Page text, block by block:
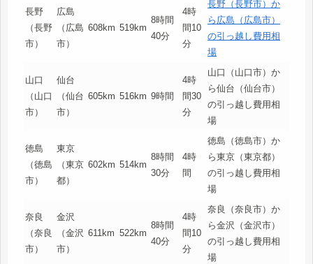
長野
（長野
市）
広島
（広島
市）
608km 519km
8時間
40分
4時
間10
分
長野（長野市）か
ら広島（広島市）
の引っ越し費用相
場
山口
（山口
市）
仙台
（仙台
市）
605km 516km 9時間
4時
間30
分
山口（山口市）か
ら仙台（仙台市）
の引っ越し費用相
場
徳島
（徳島
市）
東京
（東京
都）
602km 514km
8時間
30分
4時
間
徳島（徳島市）か
ら東京（東京都）
の引っ越し費用相
場
奈良
（奈良
市）
金沢
（金沢
市）
611km 522km
8時間
40分
4時
間10
分
奈良（奈良市）か
ら金沢（金沢市）
の引っ越し費用相
場